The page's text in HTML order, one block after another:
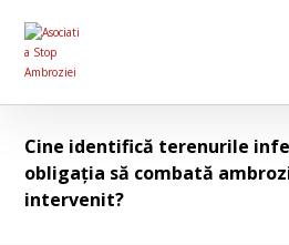
Cine identifică terenurile
obligația să combată
intervenit?